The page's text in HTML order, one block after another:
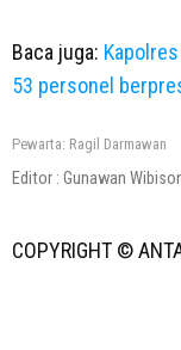
Baca juga:
53 personel
Pewarta: Ragil Darmawan
Editor : Gunawan
COPYRIGHT ©